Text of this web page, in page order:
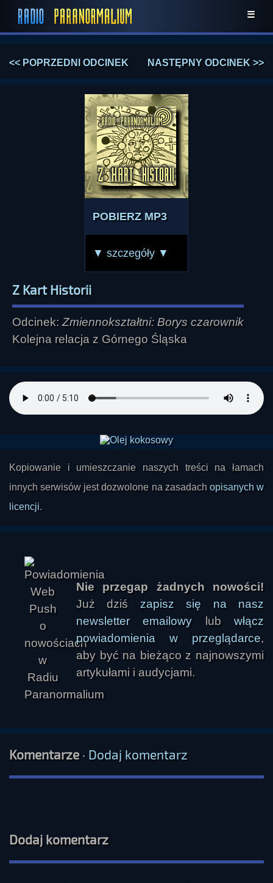
☰
<< POPRZEDNI ODCINEK NASTĘPNY ODCINEK >>
POBIERZ MP3
▼ szczegóły ▼
Z Kart Historii
Odcinek: Zmiennokształtni: Borys czarownik
Kolejna relacja z Górnego Śląska
Kopiowanie i umieszczanie naszych treści na łamach
innych serwisów jest dozwolone na zasadach opisanych w
licencji.
Nie przegap żadnych nowości!
Już dziś zapisz się na nasz
newsletter emailowy lubwłącz
powiadomienia w przeglądarce,
aby być na bieżąco z najnowszymi
artykułami i audycjami.
Komentarze· Dodaj komentarz
Dodaj komentarz